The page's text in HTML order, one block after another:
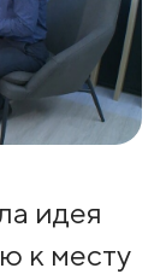
идея
к месту